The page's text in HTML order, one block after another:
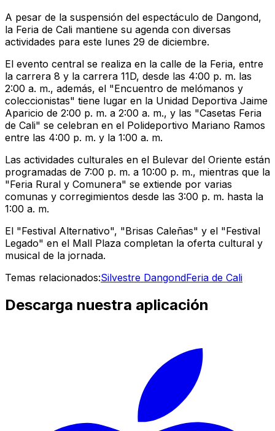
A pesar de la suspensión del espectáculo de Dangond,
la Feria de Cali mantiene su agenda con diversas
actividades para este lunes 29 de diciembre.
El evento central se realiza en la calle de la Feria, entre
la carrera 8 y la carrera 11D, desde las 4:00 p. m. las
2:00 a. m., además, el "Encuentro de melómanos y
coleccionistas" tiene lugar en la Unidad Deportiva Jaime
Aparicio de 2:00 p. m. a 2:00 a. m., y las "Casetas Feria
de Cali" se celebran en el Polideportivo Mariano Ramos
entre las 4:00 p. m. y la 1:00 a. m.
Las actividades culturales en el Bulevar del Oriente están
programadas de 7:00 p. m. a 10:00 p. m., mientras que la
"Feria Rural y Comunera" se extiende por varias
comunas y corregimientos desde las 3:00 p. m. hasta la
1:00 a. m.
El "Festival Alternativo", "Brisas Caleñas" y el "Festival
Legado" en el Mall Plaza completan la oferta cultural y
musical de la jornada.
Temas relacionados:Silvestre DangondFeria de Cali
Descarga nuestra aplicación